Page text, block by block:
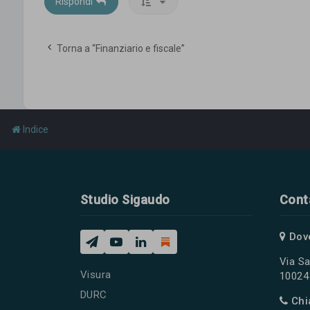
Torna a “Finanziario e fiscale”
Indice
Studio Sigaudo
Visura
DURC
Via